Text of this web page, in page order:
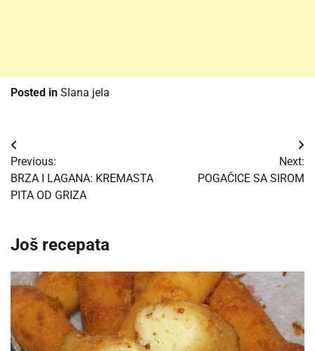
Posted in Slana jela
Post
navigation
Previous:
BRZA I LAGANA: KREMASTA
PITA OD GRIZA
Next:
POGAČICE SA SIROM
Još recepata